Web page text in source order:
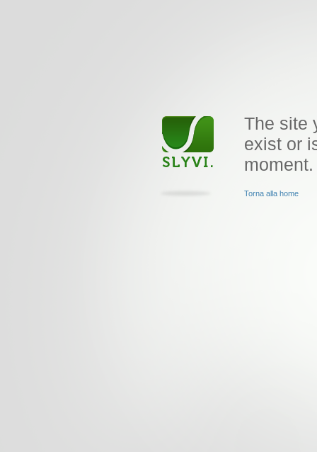
The site
exist or
moment.
Torna alla home